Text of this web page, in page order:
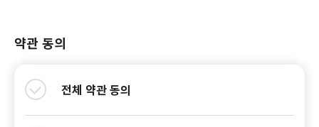
약관 동의
전체 약관 동의